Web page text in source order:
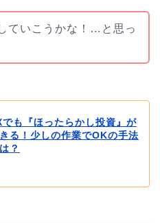
ていこうかな！…と思っ
でも『ほったらかし投資』が
る！少しの作業でOKの手法
？